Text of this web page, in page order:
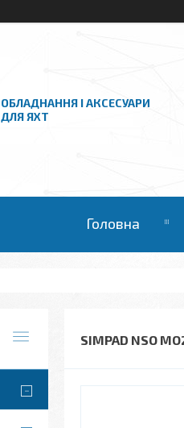
ОБЛАДНАННЯ І АКСЕСУАРИ
ДЛЯ ЯХТ
Головна
SIMPAD NSO